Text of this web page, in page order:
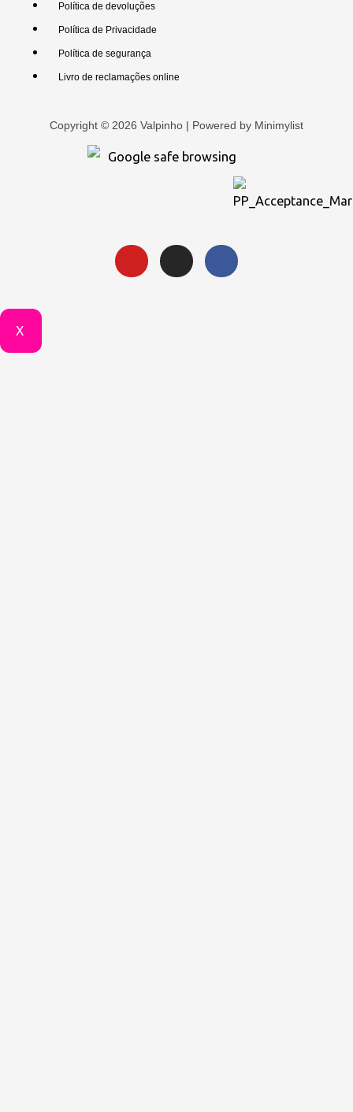
Política de devoluções
Política de Privacidade
Política de segurança
Livro de reclamações online
Copyright © 2026 Valpinho | Powered by Minimylist
X